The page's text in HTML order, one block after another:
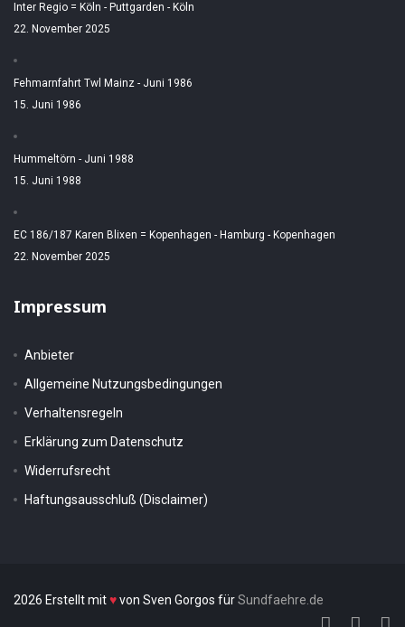
Inter Regio = Köln - Puttgarden - Köln
22. November 2025
Fehmarnfahrt Twl Mainz - Juni 1986
15. Juni 1986
Hummeltörn - Juni 1988
15. Juni 1988
EC 186/187 Karen Blixen = Kopenhagen - Hamburg - Kopenhagen
22. November 2025
Impressum
Anbieter
Allgemeine Nutzungsbedingungen
Verhaltensregeln
Erklärung zum Datenschutz
Widerrufsrecht
Haftungsausschluß (Disclaimer)
2026 Erstellt mit♥von Sven Gorgos fürSundfaehre.de